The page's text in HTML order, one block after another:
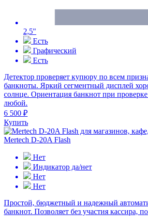
2,5"
Есть
Графический
Есть
Детектор проверяет купюру по всем
банкноты. Яркий сегментный дисплей
солнце. Ориентация банкнот при
любой.
6 500 ₽
Купить
Mertech D-20A Flash
Нет
Индикатор да/нет
Нет
Нет
Простой, бюджетный и надежный
банкнот. Позволяет без участия кассира,